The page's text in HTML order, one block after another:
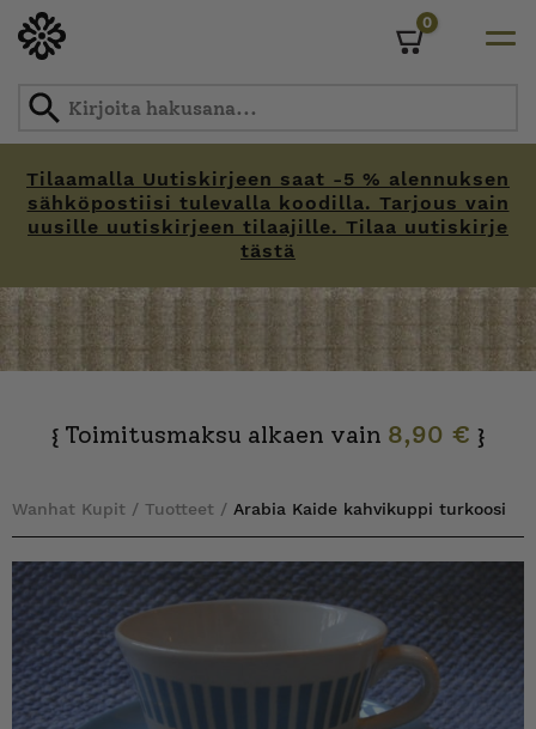
Tilaamalla Uutiskirjeen saat -5 % alennuksen
sähköpostiisi tulevalla koodilla. Tarjous vain
uusille uutiskirjeen tilaajille. Tilaa uutiskirje
tästä
0
{ Toimitusmaksu alkaen vain 8,90 € }
Wanhat Kupit / Tuotteet / Arabia Kaide kahvikuppi turkoosi